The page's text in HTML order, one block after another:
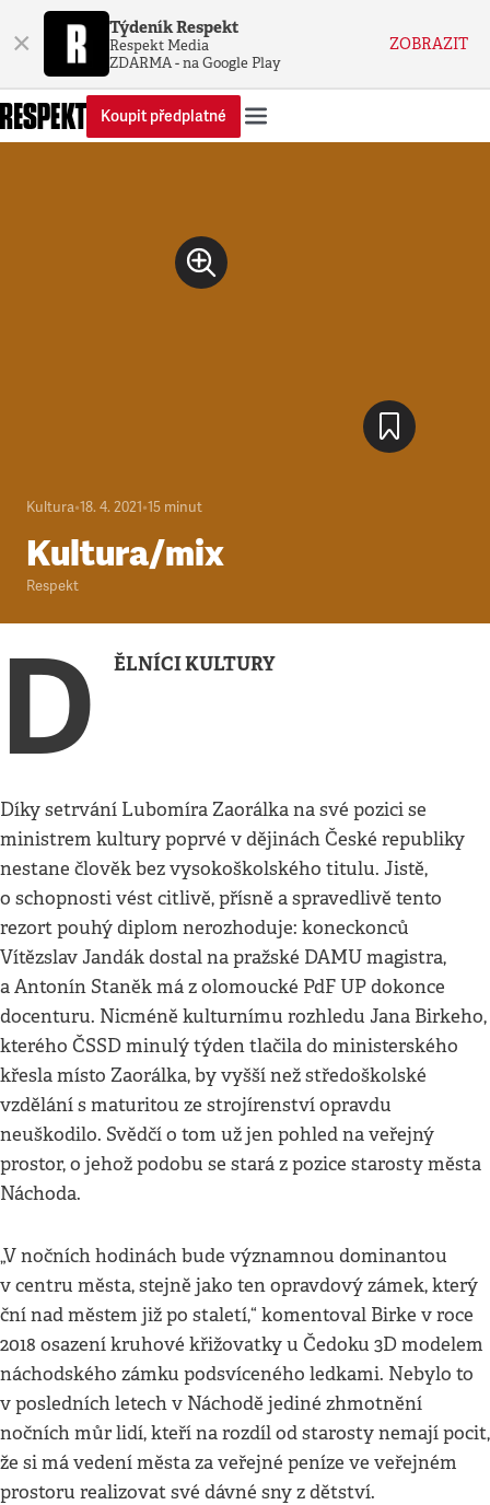
× Týdeník Respekt
Respekt Media
ZDARMA - na Google Play
ZOBRAZIT
Koupit předplatné
Kultura•18. 4. 2021•15 minut
Kultura/mix
Respekt
D ĚLNÍCI KULTURY
Díky setrvání Lubomíra Zaorálka na své pozici se
ministrem kultury poprvé v dějinách České republiky
nestane člověk bez vysokoškolského titulu. Jistě,
o schopnosti vést citlivě, přísně a spravedlivě tento
rezort pouhý diplom nerozhoduje: koneckonců
Vítězslav Jandák dostal na pražské DAMU magistra,
a Antonín Staněk má z olomoucké PdF UP dokonce
docenturu. Nicméně kulturnímu rozhledu Jana Birkeho,
kterého ČSSD minulý týden tlačila do ministerského
křesla místo Zaorálka, by vyšší než středoškolské
vzdělání s maturitou ze strojírenství opravdu
neuškodilo. Svědčí o tom už jen pohled na veřejný
prostor, o jehož podobu se stará z pozice starosty města
Náchoda.
„V nočních hodinách bude významnou dominantou
v centru města, stejně jako ten opravdový zámek, který
ční nad městem již po staletí,“ komentoval Birke v roce
2018 osazení kruhové křižovatky u Čedoku 3D modelem
náchodského zámku podsvíceného ledkami. Nebylo to
v posledních letech v Náchodě jediné zhmotnění
nočních můr lidí, kteří na rozdíl od starosty nemají pocit,
že si má vedení města za veřejné peníze ve veřejném
prostoru realizovat své dávné sny z dětství.